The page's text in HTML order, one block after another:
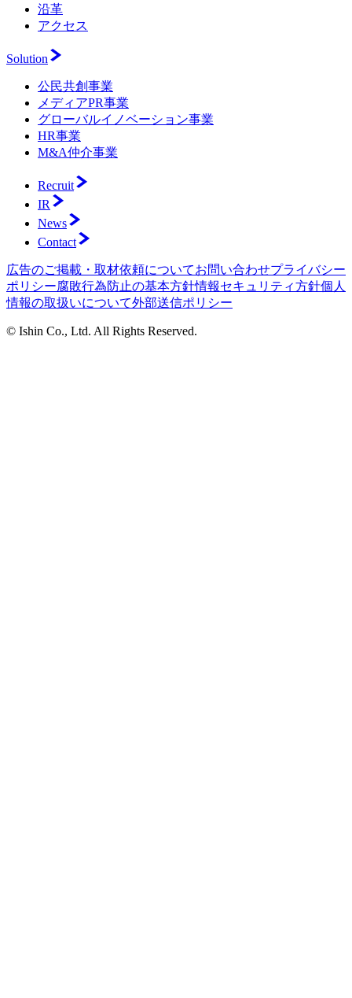
沿革
アクセス
Solution
公民共創事業
メディアPR事業
グローバルイノベーション事業
HR事業
M&A仲介事業
Recruit
IR
News
Contact
広告のご掲載・取材依頼についてお問い合わせプライバシー
ポリシー腐敗行為防止の基本方針情報セキュリティ方針個人
情報の取扱いについて外部送信ポリシー
© Ishin Co., Ltd. All Rights Reserved.